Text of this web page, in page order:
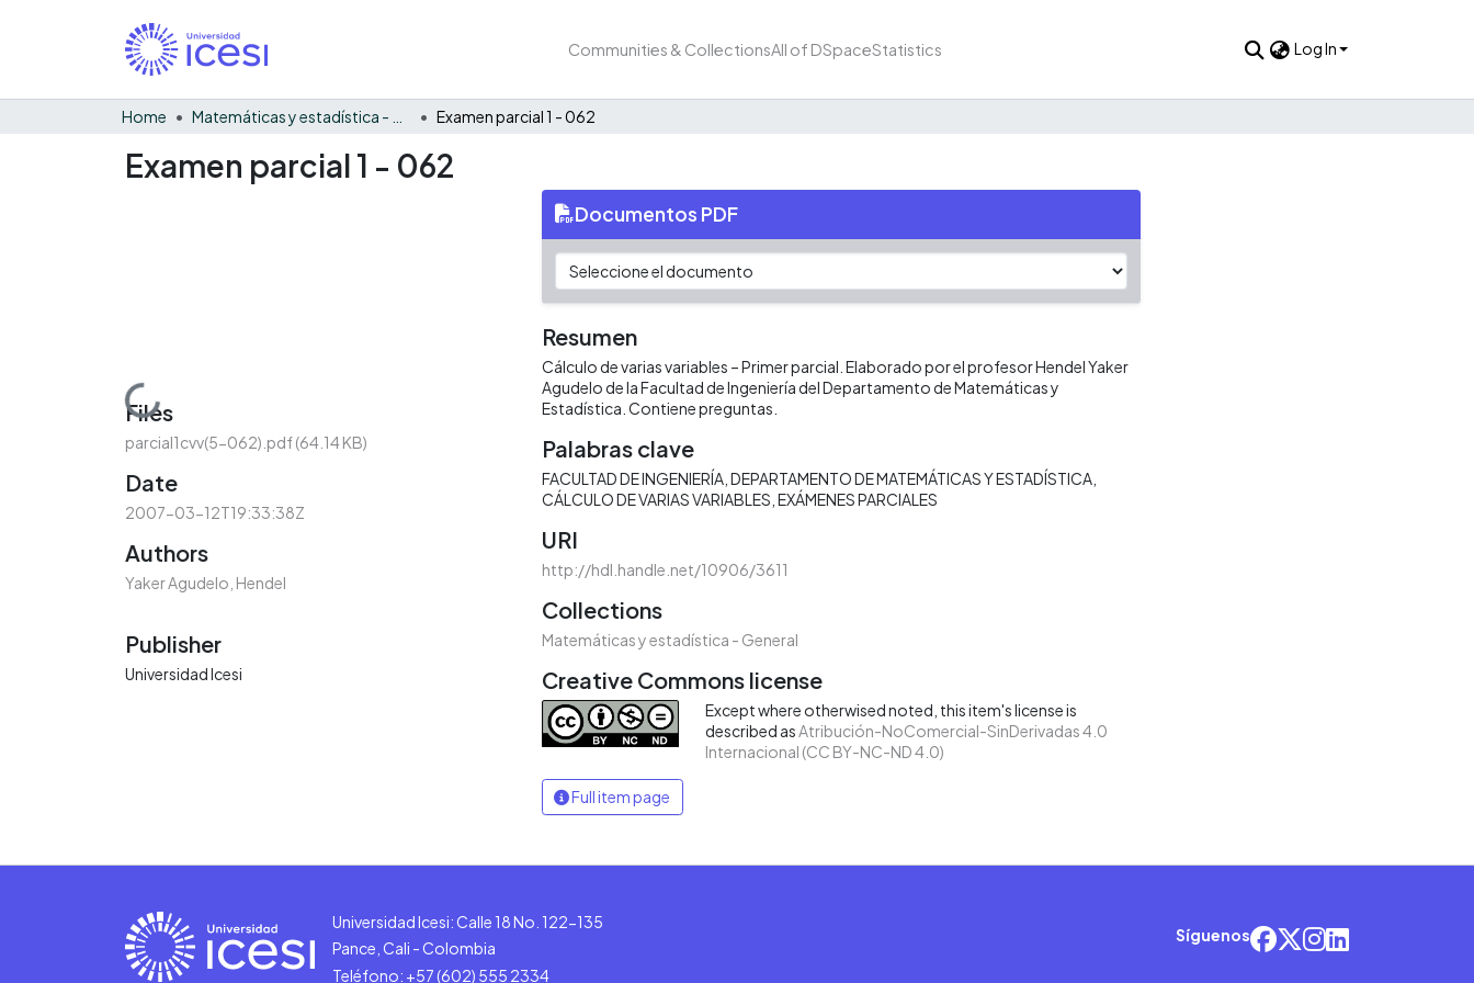
Communities & CollectionsAll of DSpaceStatistics Log In
Home Examen parcial 1 - 062
Examen parcial 1 - 062
Loading...
Files
parcial1cvv(5-062).pdf(64.14 KB)
Date
2007-03-12T19:33:38Z
Authors
Yaker Agudelo, Hendel
Publisher
Universidad Icesi
Documentos PDF
Resumen
Cálculo de varias variables – Primer parcial. Elaborado por el profesor Hendel Yaker
Agudelo de la Facultad de Ingeniería del Departamento de Matemáticas y
Estadística. Contiene preguntas.
Palabras clave
FACULTAD DE INGENIERÍA DEPARTAMENTO DE MATEMÁTICAS Y ESTADÍSTICA
CÁLCULO DE VARIAS VARIABLES EXÁMENES PARCIALES
URI
http://hdl.handle.net/10906/3611
Collections
Matemáticas y estadística - General
Creative Commons license
Except where otherwised noted, this item's license is
described as Atribución-NoComercial-SinDerivadas 4.0
Internacional (CC BY-NC-ND 4.0)
Full item page
Universidad Icesi: Calle 18 No. 122-135
Pance, Cali - Colombia
Teléfono: +57 (602) 555 2334
Síguenos